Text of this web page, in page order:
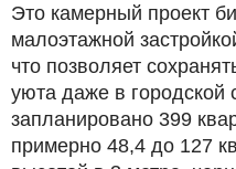
Это камерный проект
малоэтажной
что позволяет
уюта даже в городской
запланировано 399
примерно 48,4 до 127